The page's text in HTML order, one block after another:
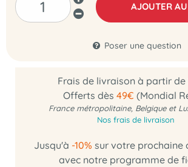
AJOUTER
Poser une question
Frais de livraison à partir de
Offerts dès 49€ (Mondial
France métropolitaine, Belgique et
Nos frais de livraison
Jusqu'à -10% sur votre prochaine
avec notre programme de